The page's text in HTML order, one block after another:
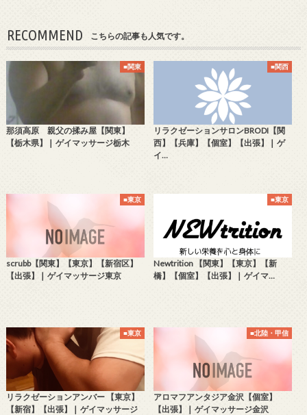
RECOMMEND こちらの記事も人気です。
■関東
那須高原 親父の揉み屋【関東】
【栃木県】❘ ゲイマッサージ栃木
■関西
リラクゼーションサロンBRODI【関
西】【兵庫】【個室】【出張】❘ ゲ
イ…
■東京
scrubb【関東】【東京】【新宿区】
【出張】❘ ゲイマッサージ東京
■東京
Newtrition 【関東】【東京】【新
橋】【個室】【出張】❘ ゲイマ…
■東京
リラクゼーションアンバー 【東京】
【新宿】【出張】❘ ゲイマッサージ
■北陸・甲信
アロマフアンタジア金沢【個室】
【出張】❘ ゲイマッサージ金沢